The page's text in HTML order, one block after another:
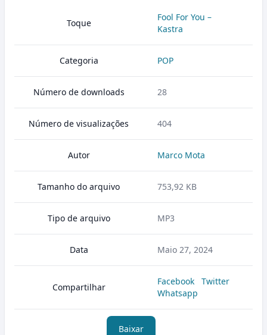
Toque
Fool For You –
Kastra
Categoria POP
Número de downloads 28
Número de visualizações 404
Autor Marco Mota
Tamanho do arquivo 753,92 KB
Tipo de arquivo MP3
Data Maio 27, 2024
Compartilhar
Facebook
Twitter
Whatsapp
Baixar